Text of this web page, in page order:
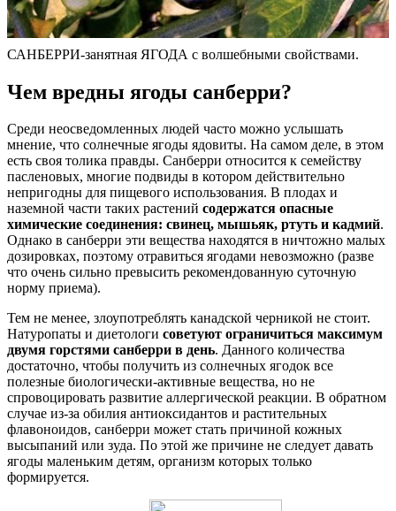
САНБЕРРИ-занятная ЯГОДА с волшебными свойствами.
Чем вредны ягоды санберри?
Среди неосведомленных людей часто можно услышать
мнение, что солнечные ягоды ядовиты. На самом деле, в этом
есть своя толика правды. Санберри относится к семейству
пасленовых, многие подвиды в котором действительно
непригодны для пищевого использования. В плодах и
наземной части таких растений содержатся опасные
химические соединения: свинец, мышьяк, ртуть и кадмий.
Однако в санберри эти вещества находятся в ничтожно малых
дозировках, поэтому отравиться ягодами невозможно (разве
что очень сильно превысить рекомендованную суточную
норму приема).
Тем не менее, злоупотреблять канадской черникой не стоит.
Натуропаты и диетологи советуют ограничиться максимум
двумя горстями санберри в день. Данного количества
достаточно, чтобы получить из солнечных ягодок все
полезные биологически-активные вещества, но не
спровоцировать развитие аллергической реакции. В обратном
случае из-за обилия антиоксидантов и растительных
флавоноидов, санберри может стать причиной кожных
высыпаний или зуда. По этой же причине не следует давать
ягоды маленьким детям, организм которых только
формируется.